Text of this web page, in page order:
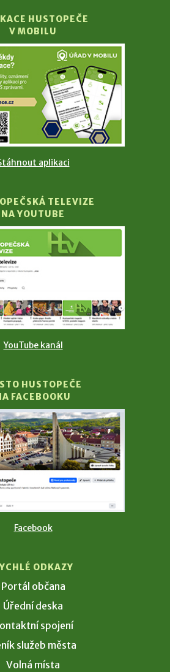
HUSTOPEČE
V MOBILU
aplikaci
TELEVIZE
NA YOUTUBE
YouTube kanál
HUSTOPEČE
FACEBOOKU
Facebook
ODKAZY
Portál občana
Úřední deska
spojení
služeb města
Volná místa